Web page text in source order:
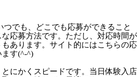
つでも、どこでも応募ができること
応募方法です。ただし、対応時間が
あります。サイト的にはこちらの応
ます(^-^)
にかくスピードです。当日体験入店